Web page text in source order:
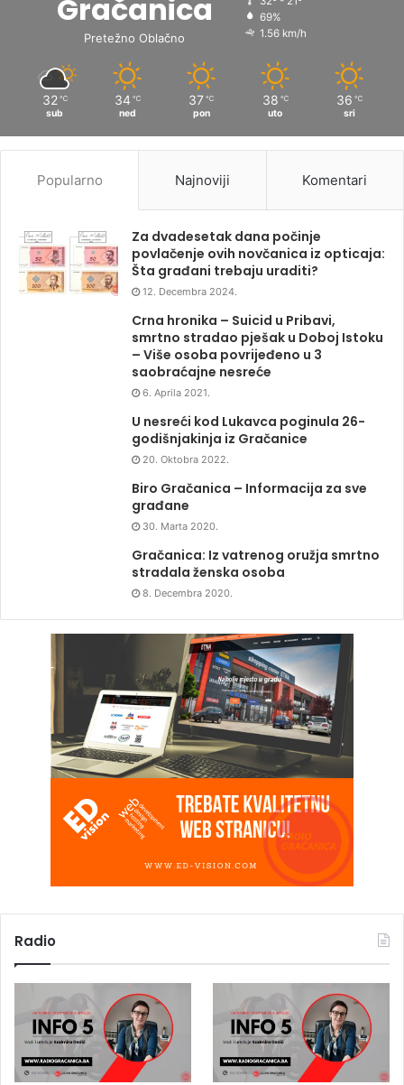
Gračanica
Pretežno Oblačno
69%
1.56 km/h
32 ℃
sub
34 ℃
ned
37 ℃
pon
38 ℃
uto
36 ℃
sri
Popularno Najnoviji Komentari
Za dvadesetak dana počinje
povlačenje ovih novčanica iz opticaja:
Šta građani trebaju uraditi?
12. Decembra 2024.
Crna hronika – Suicid u Pribavi,
smrtno stradao pješak u Doboj Istoku
– Više osoba povrijeđeno u 3
saobraćajne nesreće
6. Aprila 2021.
U nesreći kod Lukavca poginula 26-
godišnjakinja iz Gračanice
20. Oktobra 2022.
Biro Gračanica – Informacija za sve
građane
30. Marta 2020.
Gračanica: Iz vatrenog oružja smrtno
stradala ženska osoba
8. Decembra 2020.
Radio